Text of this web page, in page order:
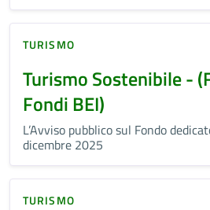
TURISMO
Turismo Sostenibile -
Fondi BEI)
L’Avviso pubblico sul Fondo
dicembre 2025
TURISMO